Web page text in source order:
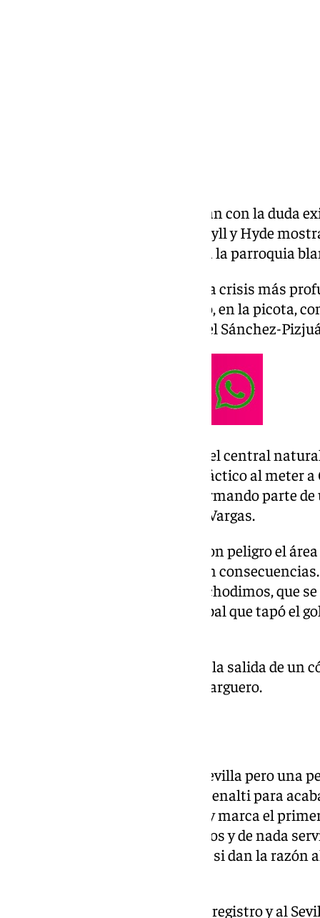
Llegaba el Sevilla a San Sebastián con la duda
no saber qué ser. El papel de Jekyll y Hyde
Mallorca había desconcertado a la parroquia
En frente, una Real sumida en la crisis más
un entrenador, Sergio Francisco, en la picota,
jornada anterior cuando visitó el Sánchez-
La baja de Azpilicueta la suplía el central
Mendy provocaba un reajuste táctico al meter
adelantar la posición de Sow formando parte
escoltado por Alexis Sánchez y Vargas.
Y en el primer minuto ya pisó con peligro el
saque de esquina del partido, sin
el error en sacar el balón de Valchodimos, que
dejó llegar demasiado a Oyarzábal que tapó el
Vargas tuvo un remate franco a la salida de un
se fue por poco por encima del larguero.
Tenía el partido controlado el Sevilla pero una
área y penalti moderno. O sea, penalti para
fútbol de hoy. Lanza Oyarzábal y marca el
jugada para discutir en sus vídeos y de nada
Vega, el penalti ya está pitado; y si dan la razón
El partido seguía con ese nuevo registro y al